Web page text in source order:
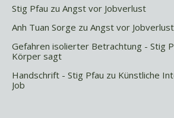
Stig Pfau zu Angst vor Jobverlust
Anh Tuan Sorge zu Angst vor Jobverlust
Gefahren isolierter Betrachtung - Stig
Körper sagt
Handschrift - Stig Pfau zu Künstliche
Job